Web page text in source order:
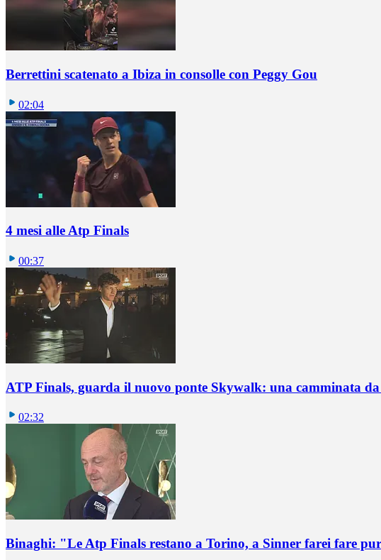
Berrettini scatenato a Ibiza in consolle con Peggy Gou
02:04
4 mesi alle Atp Finals
00:37
ATP Finals, guarda il nuovo ponte Skywalk: una camminata da
02:32
Binaghi: "Le Atp Finals restano a Torino, a Sinner farei fare